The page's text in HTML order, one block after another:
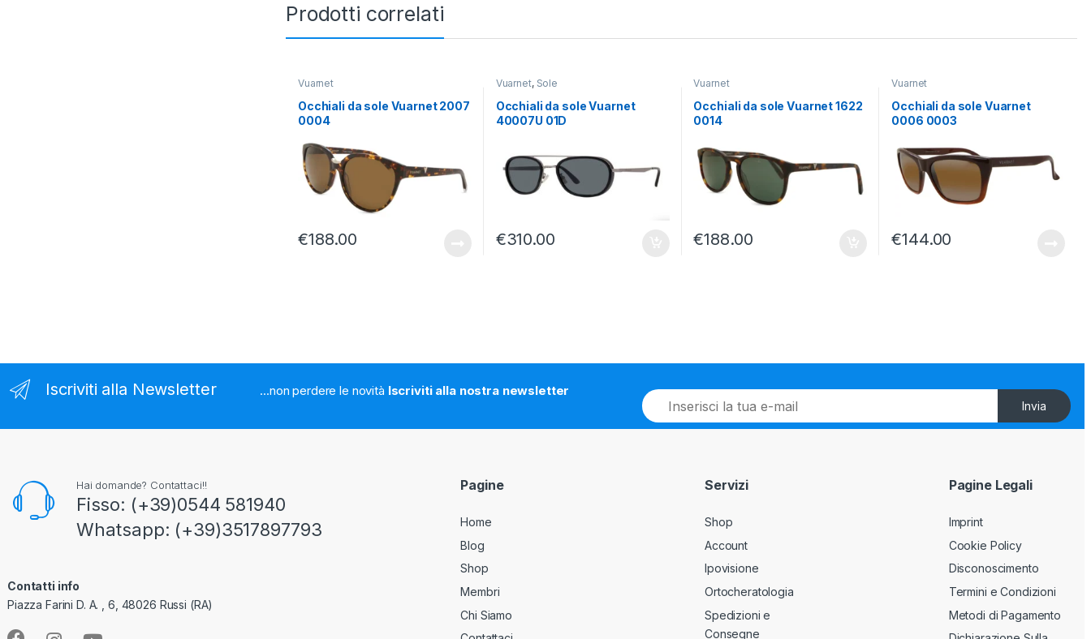
Prodotti correlati
Vuarnet
Occhiali da sole Vuarnet 2007
0004
€188.00
Vuarnet, Sole
Occhiali da sole Vuarnet
40007U 01D
€310.00
Vuarnet
Occhiali da sole Vuarnet 1622
0014
€188.00
Vuarnet
Occhiali da sole Vuarnet
0006 0003
€144.00
Iscriviti alla Newsletter ...non perdere le novità Iscriviti alla nostra newsletter
E
m
a
Invia
Hai domande? Contattaci!!
Fisso: (+39)0544 581940
Whatsapp: (+39)3517897793
Contatti info
Piazza Farini D. A. , 6, 48026 Russi (RA)
Pagine
Home
Blog
Shop
Membri
Chi Siamo
Servizi
Shop
Account
Ipovisione
Ortocheratologia
Spedizioni e
Consegne
Pagine Legali
Imprint
Cookie Policy
Disconoscimento
Termini e Condizioni
Metodi di Pagamento